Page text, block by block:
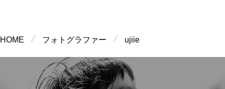
HOME フォトグラファー ujiie